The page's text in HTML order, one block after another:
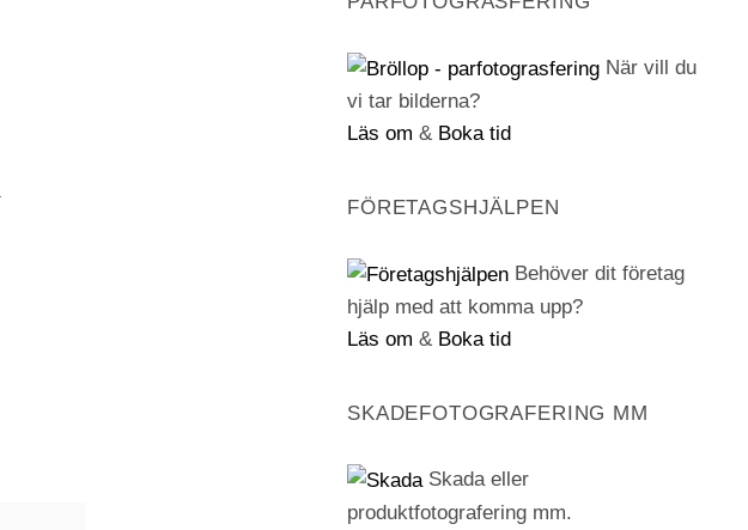
När vill du
vi tar bilderna?
Läs om & Boka tid
FÖRETAGSHJÄLPEN
Behöver dit företag
hjälp med att komma upp?
Läs om & Boka tid
SKADEFOTOGRAFERING MM
Skada eller
produktfotografering mm.